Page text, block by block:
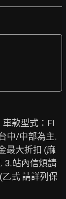
款型式：FI
中/中部為主.
最大折扣 (麻
3.站內信煩請
式 請詳列保